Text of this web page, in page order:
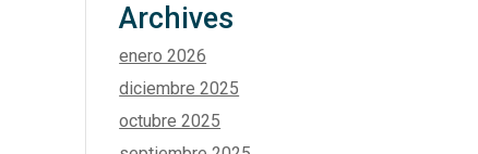
Archives
enero 2026
diciembre 2025
octubre 2025